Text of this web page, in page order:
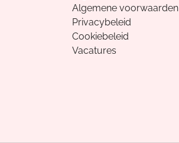
Algemene voorwaarden
Privacybeleid
Cookiebeleid
Vacatures